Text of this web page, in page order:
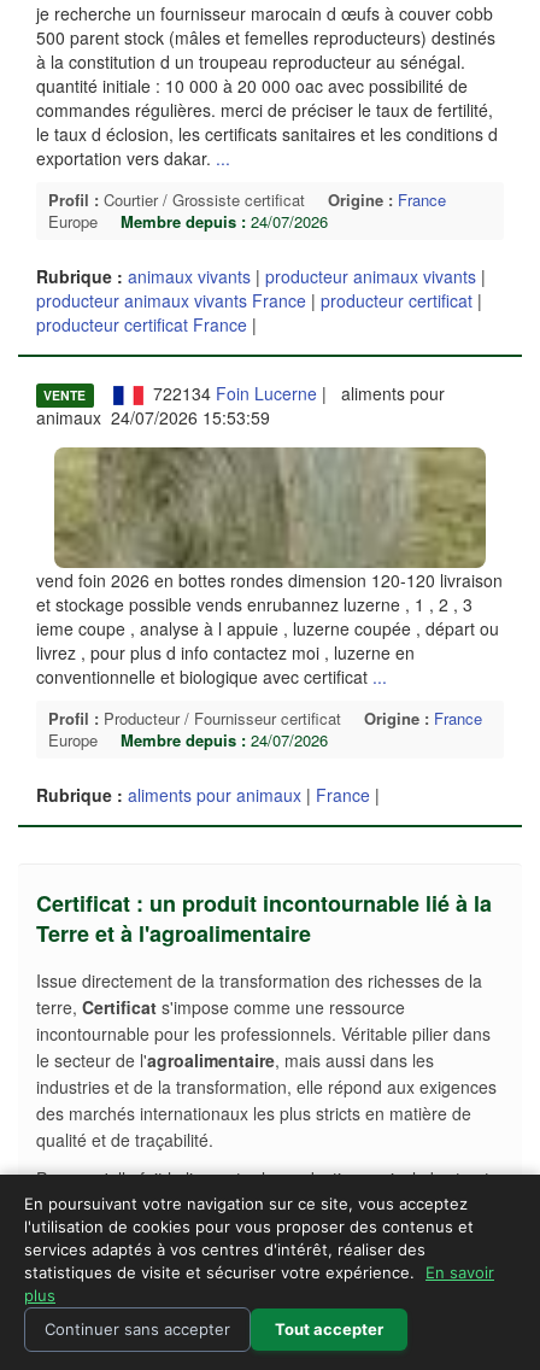
je recherche un fournisseur marocain d œufs à couver cobb
500 parent stock (mâles et femelles reproducteurs) destinés
à la constitution d un troupeau reproducteur au sénégal.
quantité initiale : 10 000 à 20 000 oac avec possibilité de
commandes régulières. merci de préciser le taux de fertilité,
le taux d éclosion, les certificats sanitaires et les conditions d
exportation vers dakar. ...
Profil : Courtier / Grossiste certificat Origine : France
Europe
Membre depuis : 24/07/2026
Rubrique : animaux vivants | producteur animaux vivants |
producteur animaux vivants France | producteur certificat |
producteur certificat France |
VENTE 722134 Foin Lucerne| aliments pour
animaux 24/07/2026 15:53:59
vend foin 2026 en bottes rondes dimension 120-120 livraison
et stockage possible vends enrubannez luzerne , 1 , 2 , 3
ieme coupe , analyse à l appuie , luzerne coupée , départ ou
livrez , pour plus d info contactez moi , luzerne en
conventionnelle et biologique avec certificat ...
Profil : Producteur / Fournisseur certificat Origine : France
Europe
Membre depuis : 24/07/2026
Rubrique : aliments pour animaux | France |
Certificat : un produit incontournable lié à la
Terre et à l'agroalimentaire
Issue directement de la transformation des richesses de la
terre, Certificat s'impose comme une ressource
incontournable pour les professionnels. Véritable pilier dans
le secteur de l'agroalimentaire, mais aussi dans les
industries et de la transformation, elle répond aux exigences
des marchés internationaux les plus stricts en matière de
qualité et de traçabilité.
Parce qu'elle fait le lien entre la production agricole brute et
les grands acteurs de l'industrie, Certificattrouve
naturellement sa place surEspaceAgro. Notre portail B2B
met en relation directe les producteurs, fabricants, grossistes
et acheteurs du monde entier. Que vous cherchiez à sourcer
des volumes en gros ou à valoriser vos récoltes et
fabrications, profitez d'une vitrine mondiale dédiée aux
En poursuivant votre navigation sur ce site, vous acceptez
l'utilisation de cookies pour vous proposer des contenus et
services adaptés à vos centres d'intérêt, réaliser des
statistiques de visite et sécuriser votre expérience.
En savoir
plus
Continuer sans accepter
Tout accepter